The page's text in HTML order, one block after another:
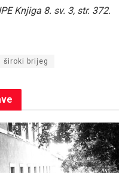
Knjiga 8. sv. 3, str. 372.
široki brijeg